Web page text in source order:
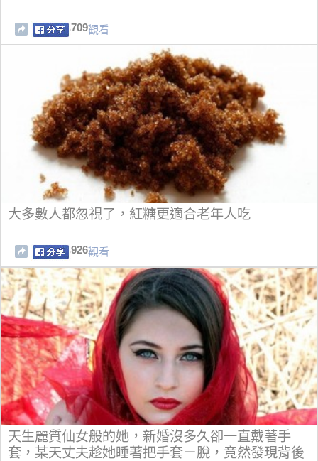
709觀看
大多數人都忽視了，紅糖更適合老年人吃
926觀看
天生麗質仙女般的她，新婚沒多久卻一直戴著手
套，某天丈夫趁她睡著把手套ㄧ脫，竟然發現背後